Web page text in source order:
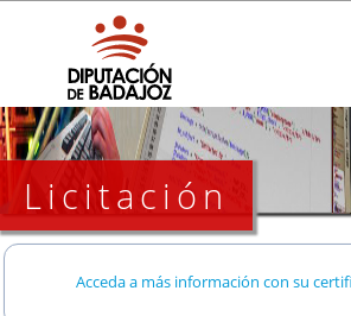
Licitación
Acceda a más información con su